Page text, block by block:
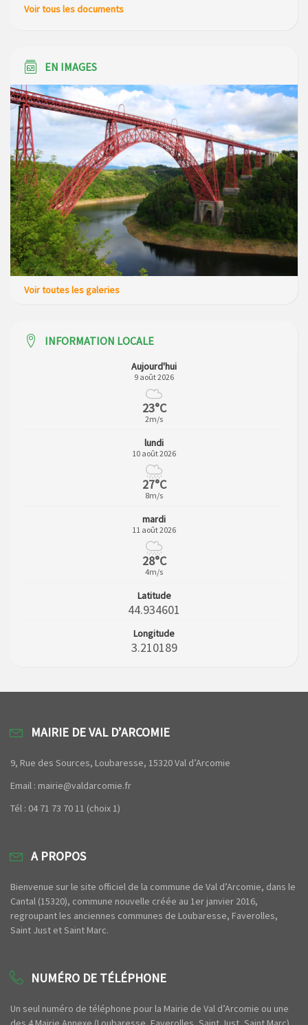
Voir tous les documents
EN IMAGES
Voir toutes les galeries
INFORMATION LOCALE
Aujourd'hui
9 août 2026
23°C
2m/s
lundi
10 août 2026
27°C
8m/s
mardi
11 août 2026
28°C
4m/s
Latitude
44.934601
Longitude
3.210189
MAIRIE DE VAL D’ARCOMIE
9, Rue des Sources, Loubaresse, 15320 Val d’Arcomie
Email : mairie@valdarcomie.fr
Tél : 04 71 73 70 11 (choix 1)
A PROPOS
Bienvenue sur le site officiel de la commune de Val d’Arcomie, dans le
Cantal (15320), commune nouvelle créée au 1er janvier 2016,
regroupant les anciennes communes de Loubaresse, Faverolles,
Saint Just et Saint Marc.
NUMÉRO DE TÉLÉPHONE
Un seul numéro de téléphone pour la Mairie de Val d’Arcomie ou une